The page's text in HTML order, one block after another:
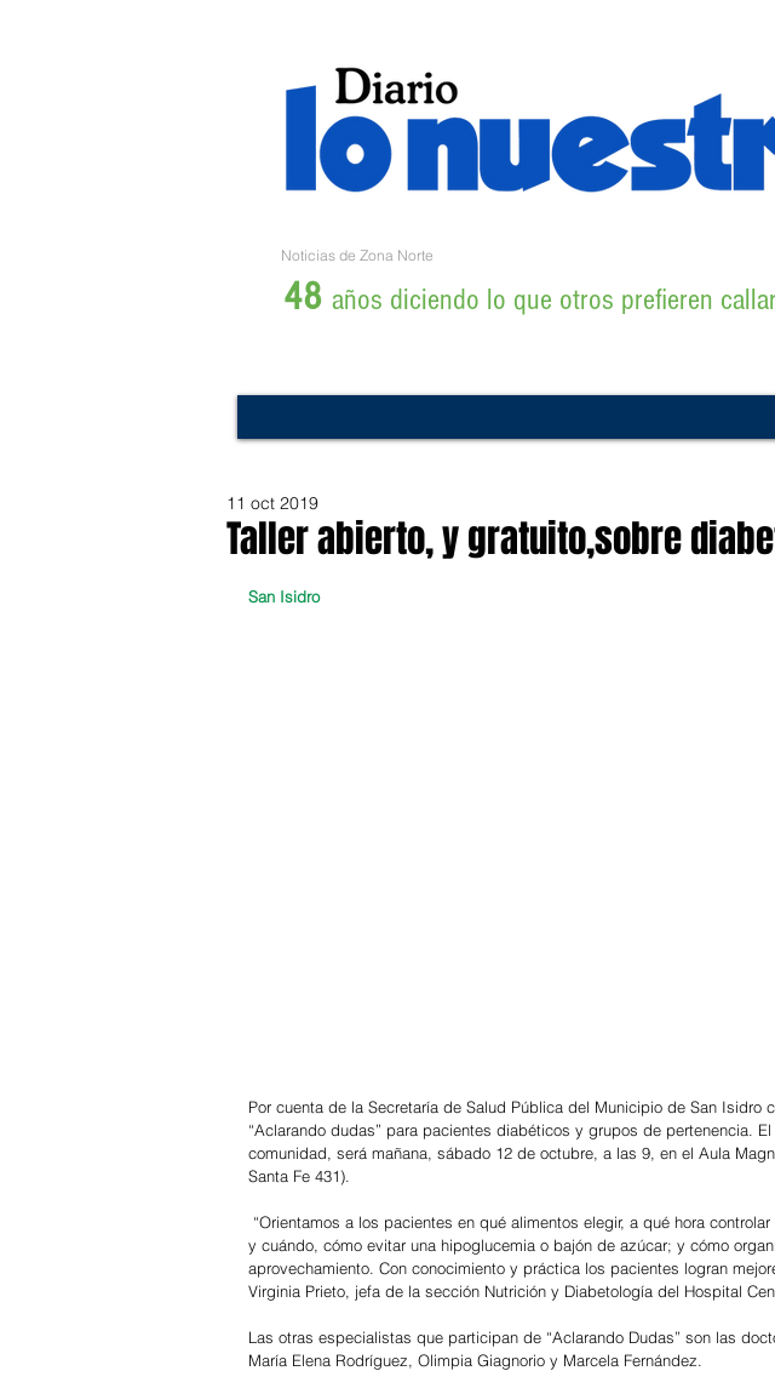
Noticias de Zona Norte
48 años diciendo lo que otros prefieren callar
Taller abierto, y gratuito,sobre
11 oct 2019
San Isidro
Por cuenta de la Secretaría de Salud Pública del Municipio de San Isidro
“Aclarando dudas” para pacientes diabéticos y grupos de pertenencia.
comunidad, será mañana, sábado 12 de octubre, a las 9, en el Aula
Santa Fe 431).
y cuándo, cómo evitar una hipoglucemia o bajón de azúcar; y cómo
aprovechamiento. Con conocimiento y práctica los pacientes logran
Virginia Prieto, jefa de la sección Nutrición y Diabetología del Hospital
Las otras especialistas que participan de “Aclarando Dudas” son las
María Elena Rodríguez, Olimpia Giagnorio y Marcela Fernández.